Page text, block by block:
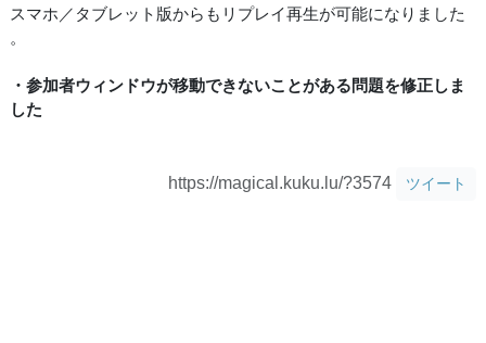
スマホ／タブレット版からもリプレイ再生が可能になりました
。
・参加者ウィンドウが移動できないことがある問題を修正しま
した
https://magical.kuku.lu/?3574 ツイート